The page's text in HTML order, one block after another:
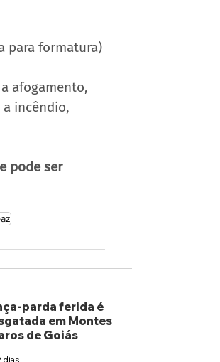
para formatura)
afogamento,
incêndio,
pode ser
parda ferida é
em Montes
de Goiás
dias